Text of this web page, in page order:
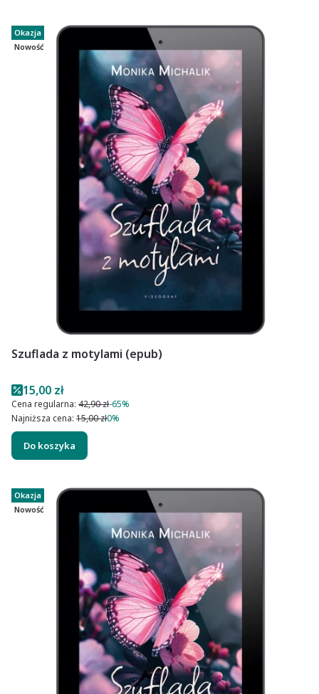
Okazja
Nowość
Szuflada z motylami (epub)
Cena promocyjna
15,00 zł
Cena regularna: 42,90 zł-65%
Najniższa cena: 15,00 zł0%
Do koszyka
Okazja
Nowość